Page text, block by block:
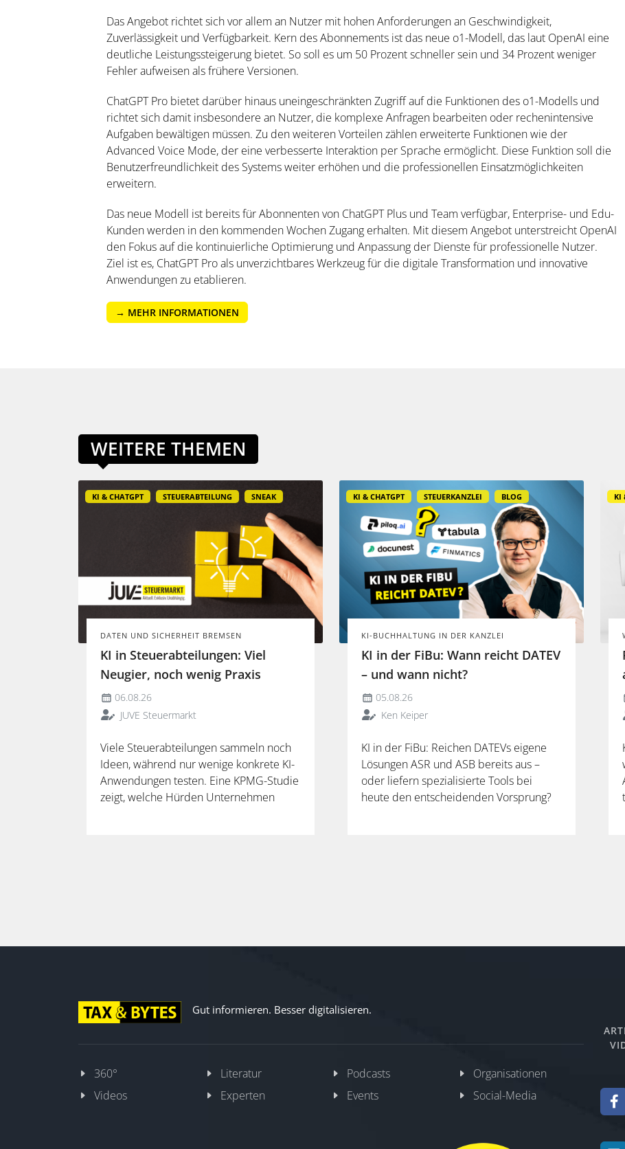
Das Angebot richtet sich vor allem an Nutzer mit hohen Anforderungen an Geschwindigkeit,
Zuverlässigkeit und Verfügbarkeit. Kern des Abonnements ist das neue o1-Modell, das laut OpenAI eine
deutliche Leistungssteigerung bietet. So soll es um 50 Prozent schneller sein und 34 Prozent weniger
Fehler aufweisen als frühere Versionen.
ChatGPT Pro bietet darüber hinaus uneingeschränkten Zugriff auf die Funktionen des o1-Modells und
richtet sich damit insbesondere an Nutzer, die komplexe Anfragen bearbeiten oder rechenintensive
Aufgaben bewältigen müssen. Zu den weiteren Vorteilen zählen erweiterte Funktionen wie der
Advanced Voice Mode, der eine verbesserte Interaktion per Sprache ermöglicht. Diese Funktion soll die
Benutzerfreundlichkeit des Systems weiter erhöhen und die professionellen Einsatzmöglichkeiten
erweitern.
Das neue Modell ist bereits für Abonnenten von ChatGPT Plus und Team verfügbar, Enterprise- und Edu-
Kunden werden in den kommenden Wochen Zugang erhalten. Mit diesem Angebot unterstreicht OpenAI
den Fokus auf die kontinuierliche Optimierung und Anpassung der Dienste für professionelle Nutzer.
Ziel ist es, ChatGPT Pro als unverzichtbares Werkzeug für die digitale Transformation und innovative
Anwendungen zu etablieren.
→ MEHR INFORMATIONEN
WEITERE THEMEN
KI & CHATGPT STEUERABTEILUNG SNEAK
DATEN UND SICHERHEIT BREMSEN
KI in Steuerabteilungen: Viel
Neugier, noch wenig Praxis
06.08.26
JUVE Steuermarkt
Viele Steuerabteilungen sammeln noch
Ideen, während nur wenige konkrete KI-
Anwendungen testen. Eine KPMG-Studie
zeigt, welche Hürden Unternehmen
KI & CHATGPT STEUERKANZLEI BLOG
KI-BUCHHALTUNG IN DER KANZLEI
KI in der FiBu: Wann reicht DATEV
– und wann nicht?
05.08.26
Ken Keiper
KI in der FiBu: Reichen DATEVs eigene
Lösungen ASR und ASB bereits aus –
oder liefern spezialisierte Tools bei
heute den entscheidenden Vorsprung?
KI
Gut informieren. Besser digitalisieren.
360° Literatur Podcasts
Organisationen
Videos
Experten Events Social-Media